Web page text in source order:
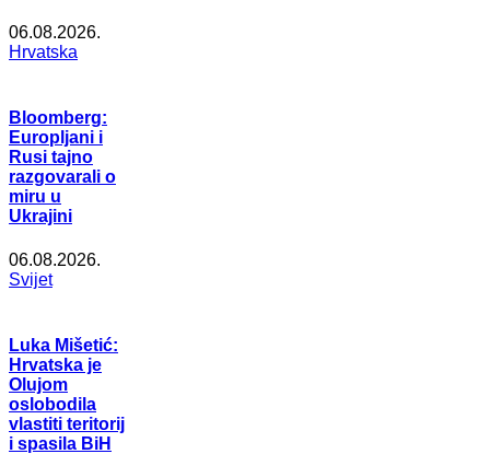
06.08.2026.
Hrvatska
Bloomberg:
Europljani i
Rusi tajno
razgovarali o
miru u
Ukrajini
06.08.2026.
Svijet
Luka Mišetić:
Hrvatska je
Olujom
oslobodila
vlastiti teritorij
i spasila BiH